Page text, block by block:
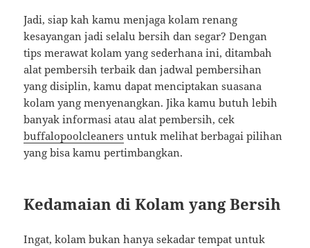
Jadi, siap kah kamu menjaga kolam renang
kesayangan jadi selalu bersih dan segar? Dengan
tips merawat kolam yang sederhana ini, ditambah
alat pembersih terbaik dan jadwal pembersihan
yang disiplin, kamu dapat menciptakan suasana
kolam yang menyenangkan. Jika kamu butuh lebih
banyak informasi atau alat pembersih, cek
buffalopoolcleaners untuk melihat berbagai pilihan
yang bisa kamu pertimbangkan.
Kedamaian di Kolam yang Bersih
Ingat, kolam bukan hanya sekadar tempat untuk